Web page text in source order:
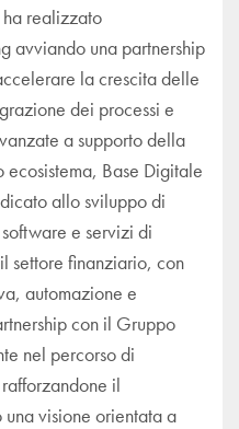
realizzato
avviando una partnership
la crescita delle
dei processi e
a supporto della
Base Digitale
allo sviluppo di
e servizi di
settore finanziario, con
automazione e
con il Gruppo
nel percorso di
il
una visione orientata a